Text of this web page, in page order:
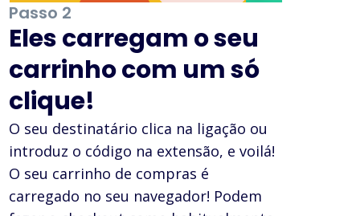
Passo 2
Eles carregam o seu
carrinho com um só
clique!
O seu destinatário clica na ligação ou
introduz o código na extensão, e voilá!
O seu carrinho de compras é
carregado no seu navegador! Podem